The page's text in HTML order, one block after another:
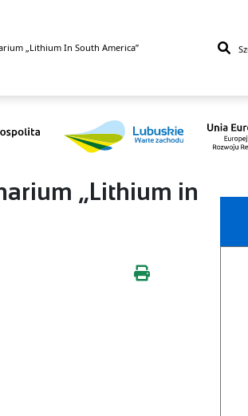
„Lithium In South America”
„Lithium in